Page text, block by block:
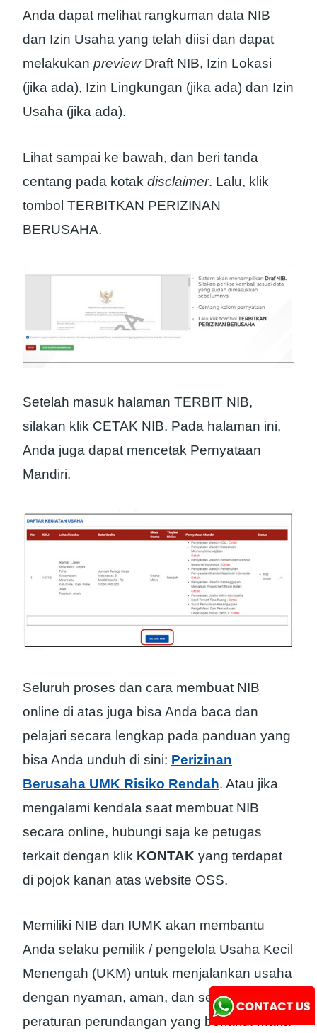
Anda dapat melihat rangkuman data NIB
dan Izin Usaha yang telah diisi dan dapat
melakukan previewDraft NIB, Izin Lokasi
(jika ada), Izin Lingkungan (jika ada) dan Izin
Usaha (jika ada).
Lihat sampai ke bawah, dan beri tanda
centang pada kotak disclaimer. Lalu, klik
tombol TERBITKAN PERIZINAN
BERUSAHA.
Setelah masuk halaman TERBIT NIB,
silakan klik CETAK NIB. Pada halaman ini,
Anda juga dapat mencetak Pernyataan
Mandiri.
Seluruh proses dan cara membuat NIB
online di atas juga bisa Anda baca dan
pelajari secara lengkap pada panduan yang
bisa Anda unduh di sini: Perizinan
Berusaha UMK Risiko Rendah. Atau jika
mengalami kendala saat membuat NIB
secara online, hubungi saja ke petugas
terkait dengan klik KONTAK yang terdapat
di pojok kanan atas website OSS.
Memiliki NIB dan IUMK akan membantu
Anda selaku pemilik / pengelola Usaha Kecil
Menengah (UKM) untuk menjalankan usaha
dengan nyaman, aman, dan sesuai dengan
peraturan perundangan yang berlaku. Maka